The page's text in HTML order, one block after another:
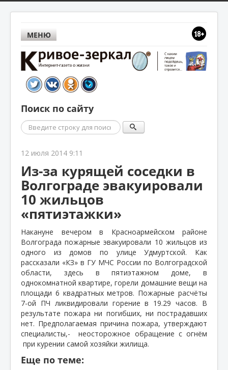
МЕНЮ
Поиск по сайту
Поиск
12 июля 2014 9:11
Из-за курящей соседки в
Волгограде эвакуировали
10 жильцов
«пятиэтажки»
Накануне вечером в Красноармейском районе
Волгограда пожарные эвакуировали 10 жильцов из
одного из домов по улице Удмуртской. Как
рассказали «КЗ» в ГУ МЧС России по Волгоградской
области, здесь в пятиэтажном доме, в
однокомнатной квартире, горели домашние вещи на
площади 6 квадратных метров. Пожарные расчёты
7-ой ПЧ ликвидировали горение в 19.29 часов. В
результате пожара ни погибших, ни пострадавших
нет. Предполагаемая причина пожара, утверждают
специалисты,-
неосторожное обращение с огнём
при курении самой хозяйки жилища.
Еще по теме: